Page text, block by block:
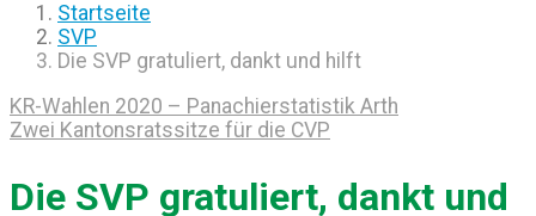
Startseite
SVP
Die SVP gratuliert, dankt und hilft
KR-Wahlen 2020 – Panachierstatistik Arth
Zwei Kantonsratssitze für die CVP
Die SVP gratuliert, dankt und